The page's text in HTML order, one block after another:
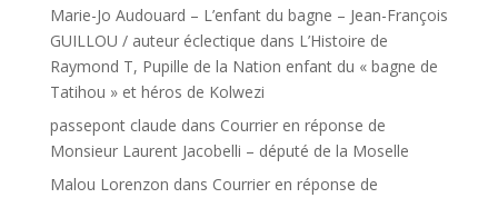
Marie-Jo Audouard – L’enfant du bagne – Jean-François
GUILLOU / auteur éclectique dans L’Histoire de
Raymond T, Pupille de la Nation enfant du « bagne de
Tatihou » et héros de Kolwezi
passepont claude dans Courrier en réponse de
Monsieur Laurent Jacobelli – député de la Moselle
Malou Lorenzon dans Courrier en réponse de